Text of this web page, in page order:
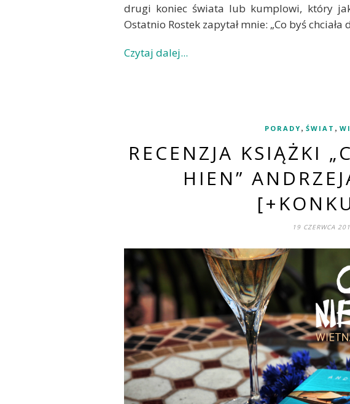
drugi koniec świata lub kumplowi, który
Ostatnio Rostek zapytał mnie: „Co byś chciała
Czytaj dalej...
PORADY , ŚWIAT ,
RECENZJA KSIĄŻKI
HIEN”
19 CZERWCA